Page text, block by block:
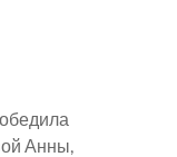
Анны,